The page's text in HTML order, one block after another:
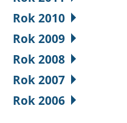
Rok 2010
Rok 2009
Rok 2008
Rok 2007
Rok 2006